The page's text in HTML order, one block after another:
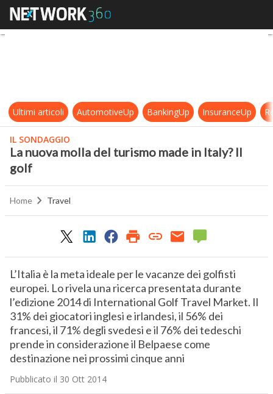
La nuova molla del turismo made
Ultimi articoli AutomotiveUp BankingUp InsuranceUp
IL SONDAGGIO
La nuova molla del turismo made in Italy? Il
golf
Home Travel
L’Italia è la meta ideale per le vacanze dei golfisti
europei. Lo rivela una ricerca presentata durante
l’edizione 2014 di International Golf Travel Market. Il
31% dei giocatori inglesi e irlandesi, il 56% dei
francesi, il 71% degli svedesi e il 76% dei tedeschi
prende in considerazione il Belpaese come
destinazione nei prossimi cinque anni
Pubblicato il 30 Ott 2014